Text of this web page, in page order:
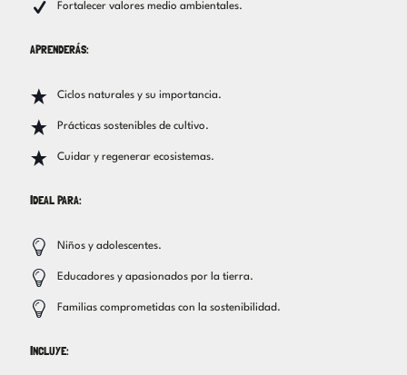
Fortalecer valores medio ambientales.
APRENDERÁS:
Ciclos naturales y su importancia.
Prácticas sostenibles de cultivo.
Cuidar y regenerar ecosistemas.
IDEAL PARA:
Niños y adolescentes.
Educadores y apasionados por la tierra.
Familias comprometidas con la sostenibilidad.
INCLUYE: